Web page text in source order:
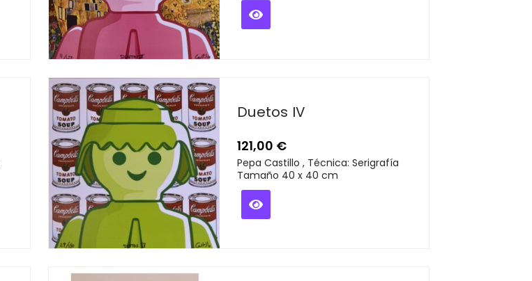
Duetos IV
121,00 €
Pepa Castillo , Técnica: Serigrafía
Tamaño 40 x 40 cm